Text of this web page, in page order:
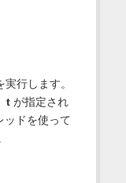
行します。
tが指定され
ッドを使って